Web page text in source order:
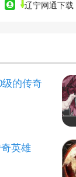
辽宁网通下载
级的传奇
英雄